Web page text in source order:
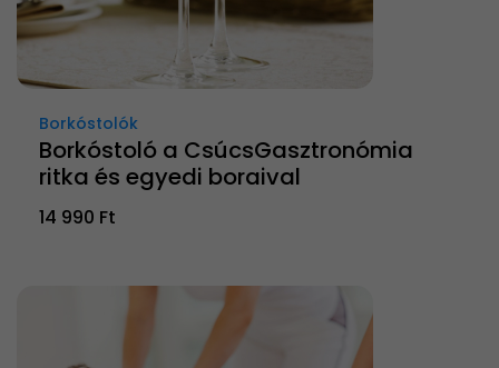
Borkóstolók
Borkóstoló a CsúcsGasztronómia
ritka és egyedi boraival
14 990 Ft